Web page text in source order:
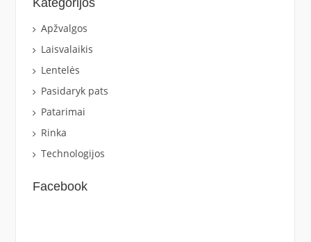
Kategorijos
Apžvalgos
Laisvalaikis
Lentelės
Pasidaryk pats
Patarimai
Rinka
Technologijos
Facebook